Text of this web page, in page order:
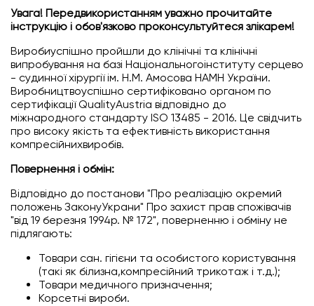
Увага! Передвикористанням уважно прочитайте
інструкцію і обов'язково проконсультуйтеся злікарем!
Виробиуспішно пройшли до клінічні та клінічні
випробування на базі Національногоінституту серцево
- судинної хірургії ім. Н.М. Амосова НАМН України.
Виробництвоуспішно сертифіковано органом по
сертифікації QualityAustria відповідно до
міжнародного стандарту ISO 13485 - 2016. Це свідчить
про високу якість та ефективність використання
компресійнихвиробів.
Повернення і обмін:
Відповідно до постанови "Про реалiзацiю окремий
положень ЗаконуУкрани" Про захист прав спожівачiв
"вiд 19 березня 1994р. № 172", поверненню і обміну не
підлягають:
Товари сан. гігієни та особистого користування
(такі як білизна,компресійний трикотаж і т.д.);
Товари медичного призначення;
Корсетні вироби.